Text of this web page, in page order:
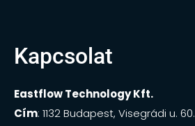
Kapcsolat
Eastflow Technology Kft.
Cím: 1132 Budapest, Visegrádi u. 60.